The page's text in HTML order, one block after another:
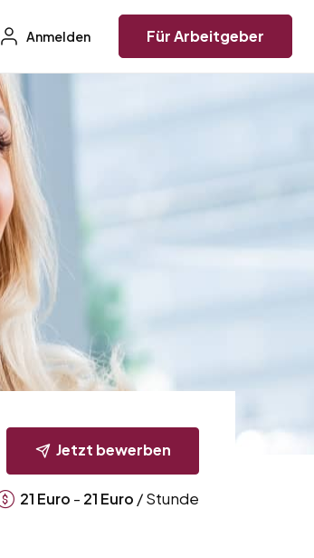
Anmelden Für Arbeitgeber
Jetzt bewerben
21 Euro - 21 Euro / Stunde